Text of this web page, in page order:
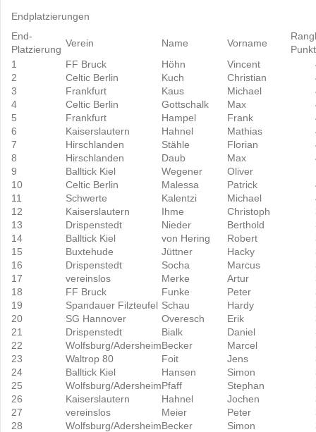
Endplatzierungen
End-
Platzierung
Verein Name Vorname
1
FF Bruck Höhn Vincent
2
Celtic Berlin Kuch Christian
3
Frankfurt Kaus Michael
4
Celtic Berlin Gottschalk Max
5
Frankfurt Hampel Frank
6
Kaiserslautern Hahnel Mathias
7
Hirschlanden Stähle Florian
8
Hirschlanden Daub Max
9
Balltick Kiel Wegener
Oliver
10
Celtic Berlin Malessa Patrick
11
Schwerte Kalentzi Michael
12
Kaiserslautern Ihme Christoph
13
Drispenstedt Nieder Berthold
14
Balltick Kiel von Hering Robert
15
Buxtehude Jüttner Hacky
16
Drispenstedt Socha Marcus
17
vereinslos Merke Artur
18
FF Bruck Funke Peter
19
Spandauer Filzteufel Schau Hardy
20
SG Hannover Overesch Erik
21
Drispenstedt Bialk Daniel
22
Wolfsburg/AdersheimBecker Marcel
23
Waltrop 80 Foit Jens
24
Balltick Kiel Hansen Simon
25
Wolfsburg/AdersheimPfaff Stephan
26
Kaiserslautern Hahnel Jochen
27
vereinslos Meier Peter
28
Wolfsburg/AdersheimBecker Simon